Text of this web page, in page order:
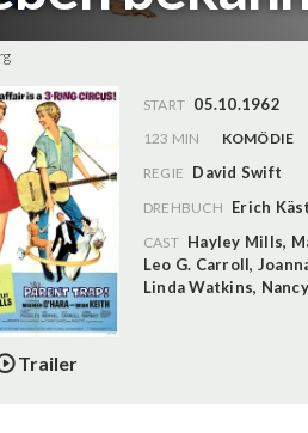
Trailer
START 05.10.1962
123 MIN KOMÖDIE
REGIE David Swift
DREHBUCH Erich
CAST Hayley Mills,
Leo G. Carroll,
Linda Watkins,